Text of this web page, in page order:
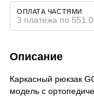
ОПЛАТА ЧАСТЯМИ
3 платежа по
Описание
Каркасный рюкзак
модель с